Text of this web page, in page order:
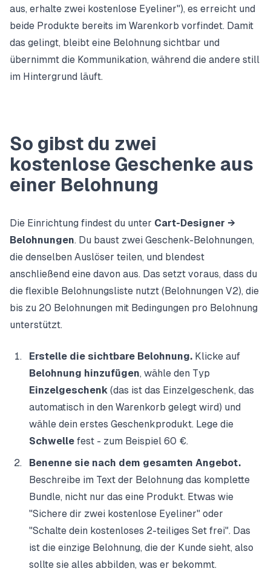
aus, erhalte zwei kostenlose Eyeliner"), es erreicht und
beide Produkte bereits im Warenkorb vorfindet. Damit
das gelingt, bleibt eine Belohnung sichtbar und
übernimmt die Kommunikation, während die andere still
im Hintergrund läuft.
So gibst du zwei
kostenlose Geschenke aus
einer Belohnung
Die Einrichtung findest du unter Cart-Designer →
Belohnungen. Du baust zwei Geschenk-Belohnungen,
die denselben Auslöser teilen, und blendest
anschließend eine davon aus. Das setzt voraus, dass du
die flexible Belohnungsliste nutzt (Belohnungen V2), die
bis zu 20 Belohnungen mit Bedingungen pro Belohnung
unterstützt.
Erstelle die sichtbare Belohnung. Klicke auf
Belohnung hinzufügen, wähle den Typ
Einzelgeschenk (das ist das Einzelgeschenk, das
automatisch in den Warenkorb gelegt wird) und
wähle dein erstes Geschenkprodukt. Lege die
Schwelle fest - zum Beispiel 60 €.
Benenne sie nach dem gesamten Angebot.
Beschreibe im Text der Belohnung das komplette
Bundle, nicht nur das eine Produkt. Etwas wie
"Sichere dir zwei kostenlose Eyeliner" oder
"Schalte dein kostenloses 2-teiliges Set frei". Das
ist die einzige Belohnung, die der Kunde sieht, also
sollte sie alles abbilden, was er bekommt.